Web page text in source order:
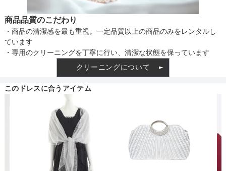
インナー
ファスナー
商品品質のこだわり
・商品の清潔感を最も重視。一定品質以上の商品のみをレンタルし
ています
・専用のクリーニングを丁寧に行い、清潔な状態を保っています
クリーニングについて
このドレスに合うアイテム